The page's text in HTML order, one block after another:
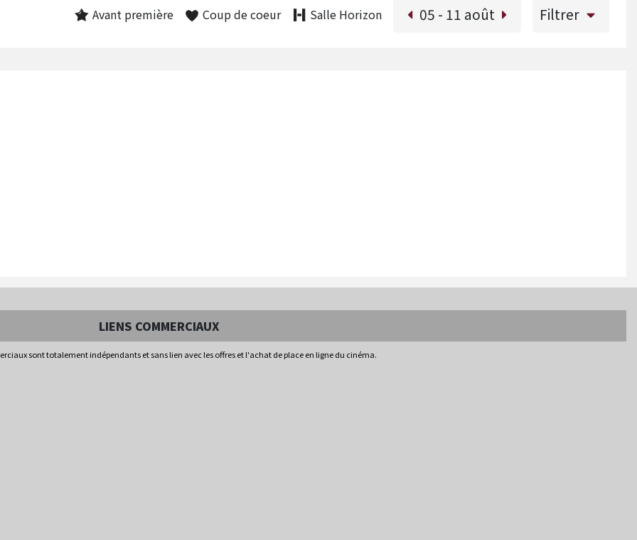
Avant première Coup de coeur Salle Horizon 05 - 11 août Filtrer
LIENS COMMERCIAUX
sont totalement indépendants et sans lien avec les offres et l'achat de place en ligne du cinéma.